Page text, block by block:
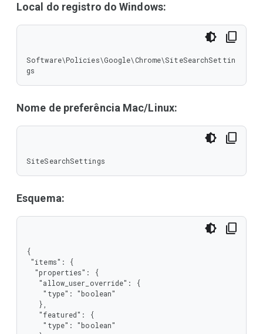
Local do registro do Windows:
Software\Policies\Google\Chrome\SiteSearchSettin
gs
Nome de preferência Mac/Linux:
SiteSearchSettings
Esquema:
{